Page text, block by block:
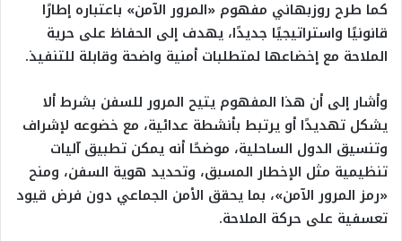
كما طرح روزبهاني مفهوم «المرور الآمن» باعتباره إطارًا
قانونيًا واستراتيجيًا جديدًا، يهدف إلى الحفاظ على حرية
الملاحة مع إخضاعها لمتطلبات أمنية واضحة وقابلة للتنفيذ.
وأشار إلى أن هذا المفهوم يتيح المرور للسفن بشرط ألا
يشكل تهديدًا أو يرتبط بأنشطة عدائية، مع خضوعه لإشراف
وتنسيق الدول الساحلية، موضحًا أنه يمكن تطبيق آليات
تنظيمية مثل الإخطار المسبق، وتحديد هوية السفن، ومنح
«رمز المرور الآمن»، بما يحقق الأمن الجماعي دون فرض قيود
تعسفية على حركة الملاحة.